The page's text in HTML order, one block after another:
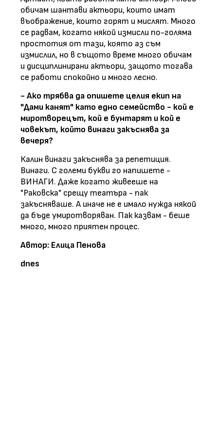
обичам шантави актьори, които имат
въображение, които горят и мислят. Много
се радвам, когато някой измисли по-голяма
простотия от тази, която аз съм
измислил, но в същото време много обичам
и дисциплинирани актьори, защото тогава
се работи спокойно и много лесно.
- Ако трябва да опишете целия екип на
"Дами канят" като едно семейство - кой е
миротворецът, кой е бунтарят и кой е
човекът, който винаги закъснява за
вечеря?
Калин винаги закъснява за репетиция.
Винаги. С големи букви го напишете -
ВИНАГИ. Даже когато живееше на
"Раковска" срещу театъра - пак
закъсняваше. А иначе не е имало нужда някой
да бъде умиротворяван. Пак казвам - беше
много, много приятен процес.
Автор: Елица Пенова
dnes